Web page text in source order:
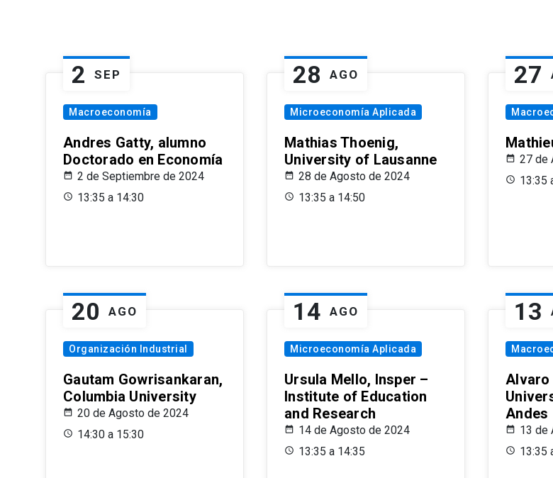
2 SEP
Macroeconomía
Andres Gatty, alumno
Doctorado en Economía
2 de Septiembre de 2024
13:35 a 14:30
28 AGO
Microeconomía Aplicada
Mathias Thoenig,
University of Lausanne
28 de Agosto de 2024
13:35 a 14:50
27
27 de
13:35
20 AGO
Organización Industrial
Gautam Gowrisankaran,
Columbia University
20 de Agosto de 2024
14:30 a 15:30
14 AGO
Microeconomía Aplicada
Ursula Mello, Insper –
Institute of Education
and Research
14 de Agosto de 2024
13:35 a 14:35
13
Alvaro
Andes
13 de
13:35